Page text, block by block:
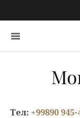
Тел: +99890